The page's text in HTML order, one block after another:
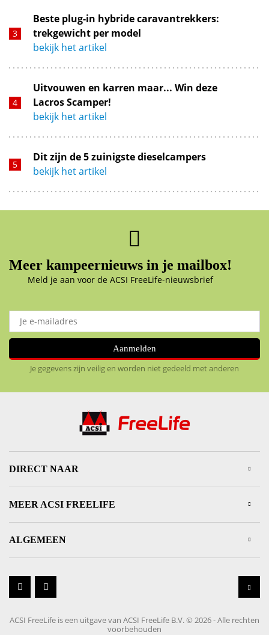
Beste plug-in hybride caravantrekkers:
trekgewicht per model
bekijk het artikel
Uitvouwen en karren maar... Win deze
Lacros Scamper!
bekijk het artikel
Dit zijn de 5 zuinigste dieselcampers
bekijk het artikel
Meer kampeernieuws in je mailbox!
Meld je aan voor de ACSI FreeLife-nieuwsbrief
Aanmelden
Je gegevens zijn veilig en worden niet gedeeld met anderen
DIRECT NAAR
MEER ACSI FREELIFE
ALGEMEEN
ACSI FreeLife is een uitgave van ACSI FreeLife B.V. © 2026 - Alle rechten
voorbehouden